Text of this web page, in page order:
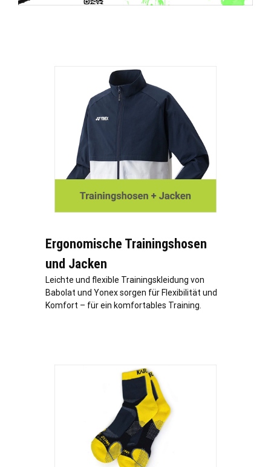
Ergonomische Trainingshosen
und Jacken
Leichte und flexible Trainingskleidung von
Babolat und Yonex sorgen für Flexibilität und
Komfort – für ein komfortables Training.